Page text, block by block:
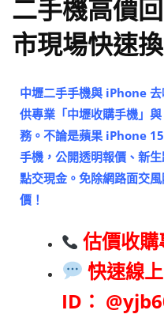
二手機高價
市現場快速
中壢二手手機與 iPhone
供專業「中壢收購手機」
務。不論是蘋果 iPhone
手機，公開透明報價、新
點交現金。免除網路面交
價！
估價收
快速線
ID：